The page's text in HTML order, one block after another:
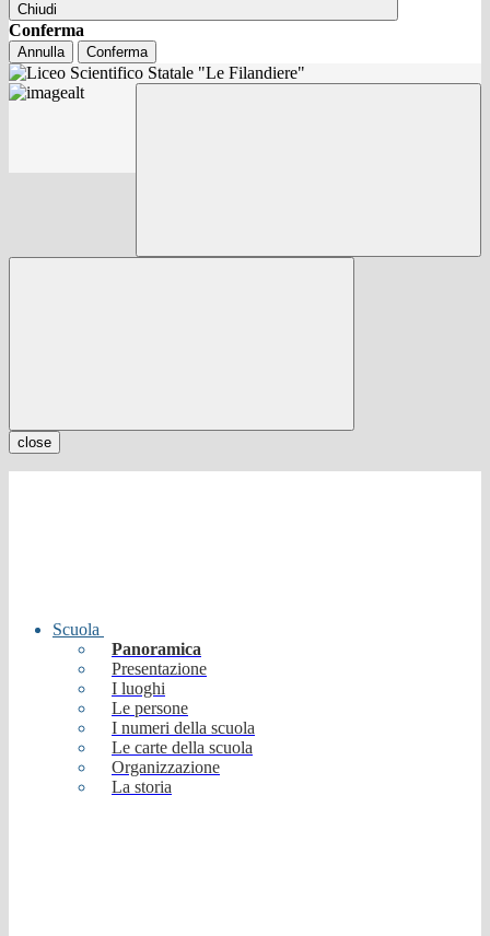
Chiudi
Conferma
Annulla Conferma
close
Scuola
Panoramica
Presentazione
I luoghi
Le persone
I numeri della scuola
Le carte della scuola
Organizzazione
La storia